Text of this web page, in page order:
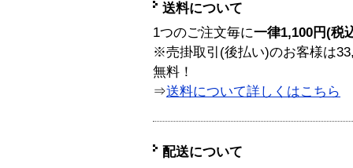
送料について
1つのご注文毎に一律1,100円(税
※売掛取引(後払い)のお客様は
無料！
⇒送料について詳しくはこちら
配送について